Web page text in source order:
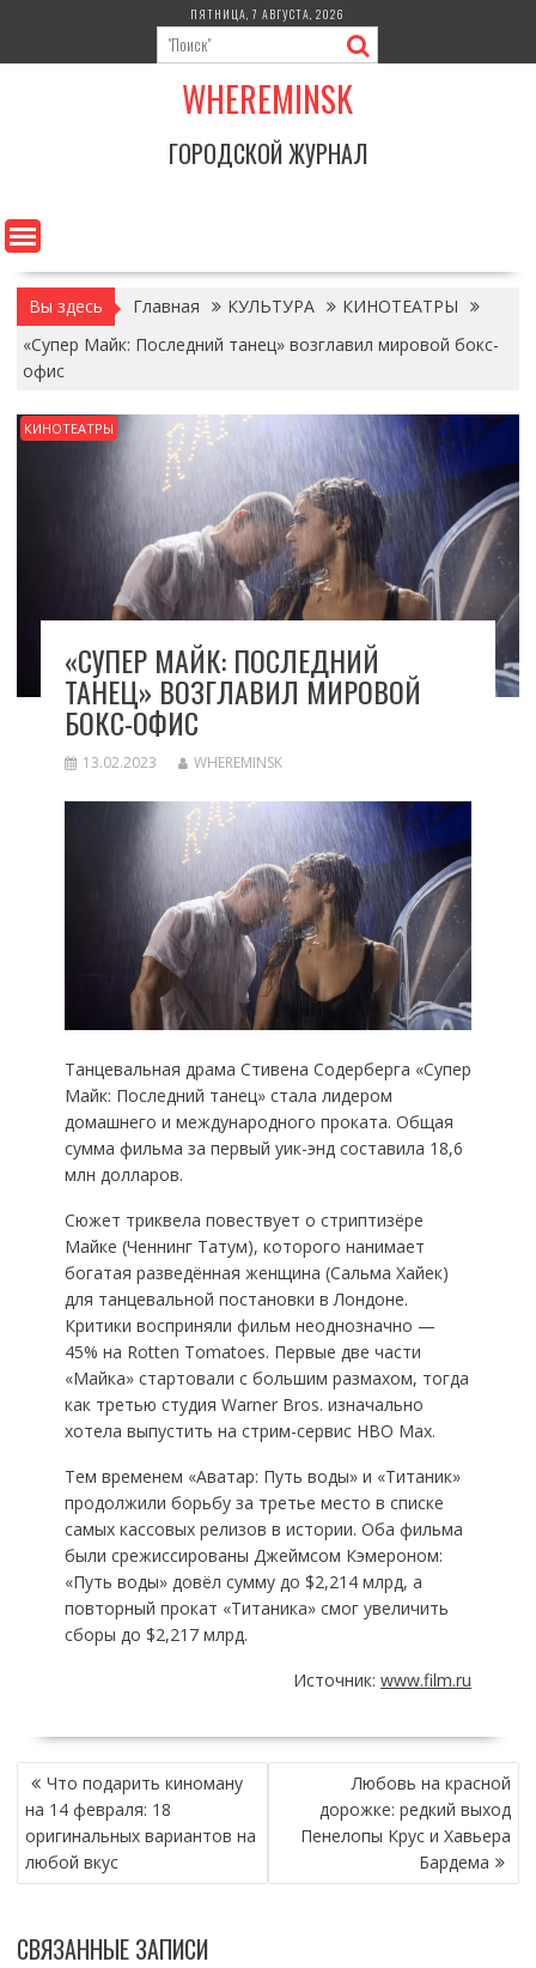
содержимому
ПЯТНИЦА, 7 АВГУСТА, 2026
WHEREMINSK
ГОРОДСКОЙ ЖУРНАЛ
Вы здесь Главная КУЛЬТУРА
КИНОТЕАТРЫ
«Супер Майк: Последний танец» возглавил мировой бокс-
офис
КИНОТЕАТРЫ
«СУПЕР МАЙК: ПОСЛЕДНИЙ
ТАНЕЦ» ВОЗГЛАВИЛ МИРОВОЙ
БОКС-ОФИС
13.02.2023 WHEREMINSK
Танцевальная драма Стивена Содерберга «Супер
Майк: Последний танец» стала лидером
домашнего и международного проката. Общая
сумма фильма за первый уик-энд составила 18,6
млн долларов.
Сюжет триквела повествует о стриптизёре
Майке (Ченнинг Татум), которого нанимает
богатая разведённая женщина (Сальма Хайек)
для танцевальной постановки в Лондоне.
Критики восприняли фильм неоднозначно —
45% на Rotten Tomatoes. Первые две части
«Майка» стартовали с большим размахом, тогда
как третью студия Warner Bros. изначально
хотела выпустить на стрим-сервис HBO Max.
Тем временем «Аватар: Путь воды» и «Титаник»
продолжили борьбу за третье место в списке
самых кассовых релизов в истории. Оба фильма
были срежиссированы Джеймсом Кэмероном:
«Путь воды» довёл сумму до $2,214 млрд, а
повторный прокат «Титаника» смог увеличить
сборы до $2,217 млрд.
Источник:www.film.ru
НАВИГАЦИЯ
ПО
ЗАПИСЯМ
Что подарить киноману
на 14 февраля: 18
оригинальных вариантов на
любой вкус
Любовь на красной
дорожке: редкий выход
Пенелопы Крус и Хавьера
Бардема
СВЯЗАННЫЕ ЗАПИСИ